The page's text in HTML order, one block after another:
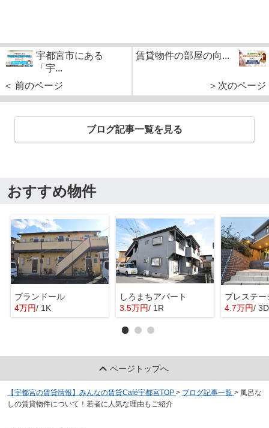
宇都宮市にある
「宇...
＜ 前のページ
賃貸物件の部屋の向...
＞次のページ
ブログ記事一覧を見る
おすすめ物件
ブランドール
4万円/ 1K
しろまちアパート
3.5万円/ 1R
プレステー
4.7万円/
ページトップへ
【宇都宮の賃貸情報】みんなの賃貸Café宇都宮TOP > ブログ記事一覧 > 風呂な
しの賃貸物件について！若者に人気な理由もご紹介